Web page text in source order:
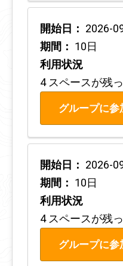
開始日： 2026-
期間： 10日
利用状況
4 スペースが残
グループに参
開始日： 2026-
期間： 10日
利用状況
4 スペースが残
グループに参